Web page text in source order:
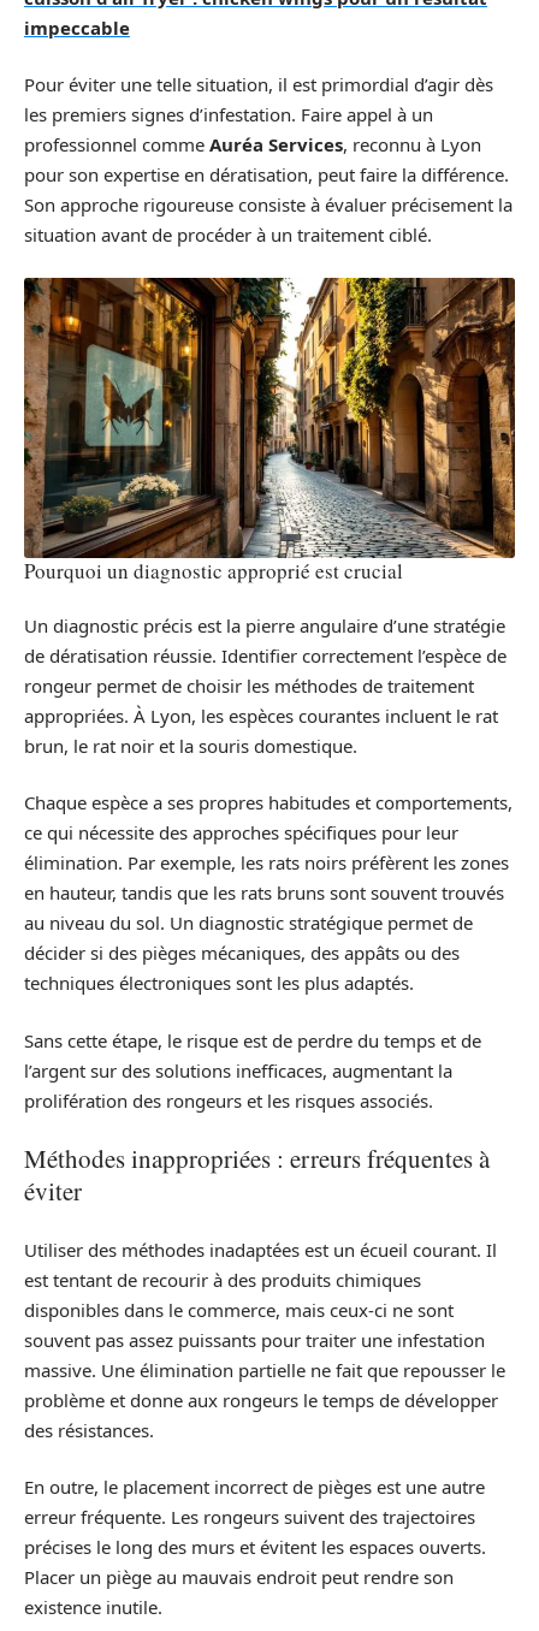
impeccable
Pour éviter une telle situation, il est primordial d’agir dès
les premiers signes d’infestation. Faire appel à un
professionnel comme Auréa Services, reconnu à Lyon
pour son expertise en dératisation, peut faire la différence.
Son approche rigoureuse consiste à évaluer précisement la
situation avant de procéder à un traitement ciblé.
Pourquoi un diagnostic approprié est crucial
Un diagnostic précis est la pierre angulaire d’une stratégie
de dératisation réussie. Identifier correctement l’espèce de
rongeur permet de choisir les méthodes de traitement
appropriées. À Lyon, les espèces courantes incluent le rat
brun, le rat noir et la souris domestique.
Chaque espèce a ses propres habitudes et comportements,
ce qui nécessite des approches spécifiques pour leur
élimination. Par exemple, les rats noirs préfèrent les zones
en hauteur, tandis que les rats bruns sont souvent trouvés
au niveau du sol. Un diagnostic stratégique permet de
décider si des pièges mécaniques, des appâts ou des
techniques électroniques sont les plus adaptés.
Sans cette étape, le risque est de perdre du temps et de
l’argent sur des solutions inefficaces, augmentant la
prolifération des rongeurs et les risques associés.
Méthodes inappropriées : erreurs fréquentes à
éviter
Utiliser des méthodes inadaptées est un écueil courant. Il
est tentant de recourir à des produits chimiques
disponibles dans le commerce, mais ceux-ci ne sont
souvent pas assez puissants pour traiter une infestation
massive. Une élimination partielle ne fait que repousser le
problème et donne aux rongeurs le temps de développer
des résistances.
En outre, le placement incorrect de pièges est une autre
erreur fréquente. Les rongeurs suivent des trajectoires
précises le long des murs et évitent les espaces ouverts.
Placer un piège au mauvais endroit peut rendre son
existence inutile.